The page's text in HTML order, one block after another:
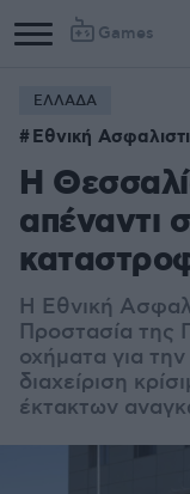
Games
ΕΛΛΑΔΑ
Εθνική
Η
απέναντι
Η Εθνική
Προστασία της
οχήματα για
διαχείριση
έκτακτων